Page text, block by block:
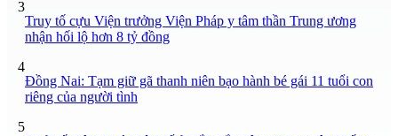
3
Truy tố cựu Viện trưởng Viện Pháp y tâm thần Trung ương
nhận hối lộ hơn 8 tỷ đồng
4
Đồng Nai: Tạm giữ gã thanh niên bạo hành bé gái 11 tuổi con
riêng của người tình
5